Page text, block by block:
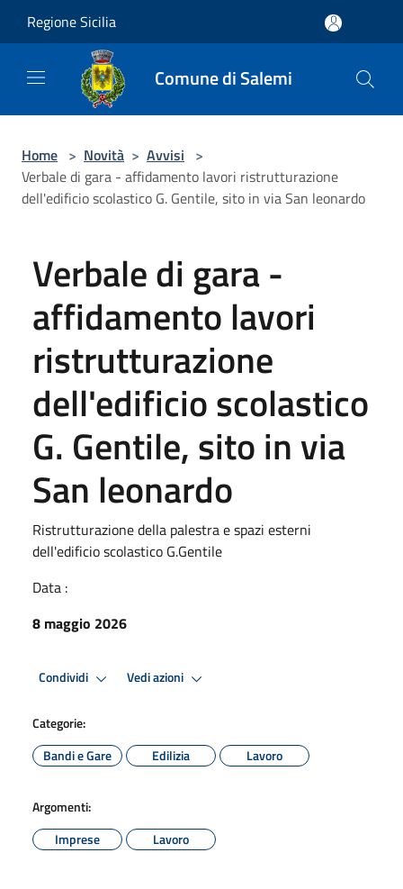
Regione Sicilia
Comune di Salemi
Home > Novità > Avvisi >
Verbale di gara - affidamento lavori ristrutturazione
dell'edificio scolastico G. Gentile, sito in via San leonardo
Verbale di gara -
affidamento lavori
ristrutturazione
dell'edificio scolastico
G. Gentile, sito in via
San leonardo
Ristrutturazione della palestra e spazi esterni
dell'edificio scolastico G.Gentile
Data :
8 maggio 2026
Condividi Vedi azioni
Categorie:
Bandi e Gare
Edilizia Lavoro
Argomenti:
Imprese
Lavoro